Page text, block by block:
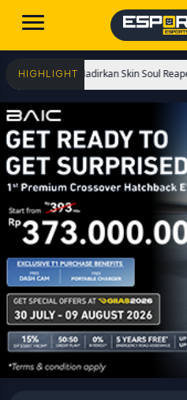
HIGHLIGHT
Hadirkan Skin Soul Reaper, Mode